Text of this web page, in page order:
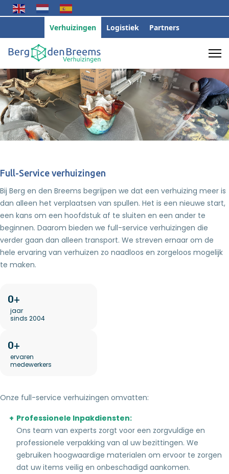
Verhuizingen Logistiek Partners
Full-Service verhuizingen
Bij Berg en den Breems begrijpen we dat een verhuizing meer is
dan alleen het verplaatsen van spullen. Het is een nieuwe start,
een kans om een hoofdstuk af te sluiten en een ander te
beginnen. Daarom bieden we full-service verhuizingen die
verder gaan dan alleen transport. We streven ernaar om de
hele ervaring van verhuizen zo naadloos en zorgeloos mogelijk
te maken.
0
jaar
sinds 2004
0
ervaren
medewerkers
Onze full-service verhuizingen omvatten:
Professionele Inpakdiensten:
Ons team van experts zorgt voor een zorgvuldige en
professionele verpakking van al uw bezittingen. We
gebruiken hoogwaardige materialen om ervoor te zorgen
dat uw items veilig en onbeschadigd aankomen.